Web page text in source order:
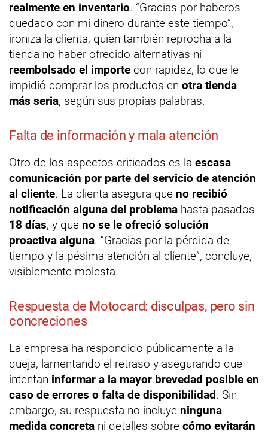
realmente en inventario. “Gracias por haberos
quedado con mi dinero durante este tiempo”,
ironiza la clienta, quien también reprocha a la
tienda no haber ofrecido alternativas ni
reembolsado el importe con rapidez, lo que le
impidió comprar los productos en otra tienda
más seria, según sus propias palabras.
Falta de información y mala atención
Otro de los aspectos criticados es la escasa
comunicación por parte del servicio de atención
al cliente. La clienta asegura que no recibió
notificación alguna del problema hasta pasados
18 días, y que no se le ofreció solución
proactiva alguna. “Gracias por la pérdida de
tiempo y la pésima atención al cliente”, concluye,
visiblemente molesta.
Respuesta de Motocard: disculpas, pero sin
concreciones
La empresa ha respondido públicamente a la
queja, lamentando el retraso y asegurando que
intentan informar a la mayor brevedad posible en
caso de errores o falta de disponibilidad. Sin
embargo, su respuesta no incluye ninguna
medida concreta ni detalles sobre cómo evitarán